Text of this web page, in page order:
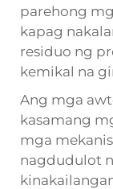
parehong
kapag
residuo ng
kemikal na
Ang mga
kasamang
mga
nagdudulot